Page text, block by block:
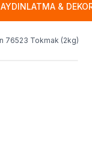
AYDINLATMA &
76523 Tokmak (2kg)